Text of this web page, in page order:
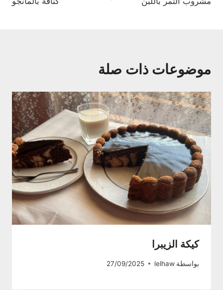
المقالات
موضوعات ذات صلة
كيكة الزيبرا
بواسطة lelhaw
27/09/2025